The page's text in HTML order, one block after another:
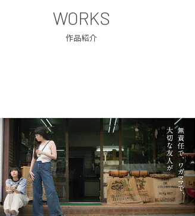
WORKS
作品紹介